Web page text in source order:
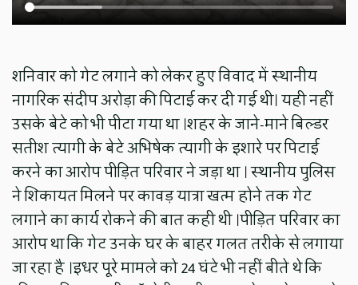
शनिवार को गेट लगाने को लेकर हुए विवाद में स्थानीय
नागरिक संदीप अरोड़ा की पिटाई कर दी गई थी। यही नहीं
उसके बेटे को भी पीटा गया था ।शहर के जाने-माने बिल्डर
सतीश त्यागी के बेटे अभिषेक त्यागी के इशारे पर पिटाई
करने का आरोप पीड़ित परिवार ने जड़ा था । स्थानीय पुलिस
ने शिकायत मिलने पर कावड़ यात्रा खत्म होने तक गेट
लगाने का कार्य रोकने की बात कही थी ।पीड़ित परिवार का
आरोप था कि गेट उनके घर के बाहर गलत तरीके से लगाया
जा रहा है ।इधर पूरे मामले को 24 घंटे भी नहीं बीते थे कि